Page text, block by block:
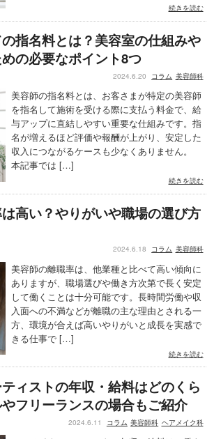
続きを読む
指名料とは？美容室の仕組みや
の必要なポイント8つ
2024.6.20 コラム 美容師科
美容師の指名料とは、お客さまが特定の美容師
を指名して施術を受ける際に支払う料金で、給
与アップに直結しやすい重要な仕組みです。指
名が増えるほど評価や報酬が上がり、安定した
収入につながるケースも少なくありません。
本記事では […]
続きを読む
高い？やりがいや職場の選び方
2024.6.18 コラム 美容師科
美容師の離職率は、他業種と比べて高い傾向に
ありますが、職場選びや働き方次第で長く安定
して働くことは十分可能です。長時間労働や収
入面への不満などが離職の主な理由とされる一
方、環境が合えば高いやりがいと成長を実感で
きる仕事で […]
続きを読む
ィストの年収・給料はどのくら
フリーランスの場合もご紹介
2024.6.11 コラム 美容師科 ヘアメイク科